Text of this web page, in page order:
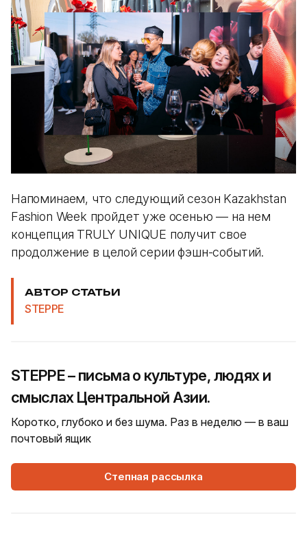
Напоминаем, что следующий сезон Kazakhstan
Fashion Week пройдет уже осенью — на нем
концепция TRULY UNIQUE получит свое
продолжение в целой серии фэшн-событий.
АВТОР СТАТЬИ
STEPPE
STEPPE – письма о культуре, людях и
смыслах Центральной Азии.
Коротко, глубоко и без шума. Раз в неделю — в ваш
почтовый ящик
Степная рассылка